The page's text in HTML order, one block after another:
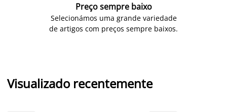
Preço sempre baixo
Selecionámos uma grande variedade
de artigos com preços sempre baixos.
Visualizado recentemente